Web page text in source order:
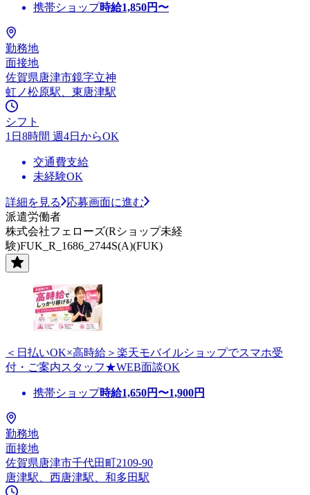
携帯ショップ時給1,850円〜
勤務地
面接地
佐賀県唐津市鏡字立神
虹ノ松原駅、東唐津駅
シフト
1日8時間 週4日からOK
交通費支給
未経験OK
詳細を見る
応募画面に進む
派遣労働者
株式会社フェローズ(Rショップ未経
験)FUK_R_1686_2744S(A)(FUK)
＜日払いOK×高時給＞楽天モバイルショップでスマホ受
付・ご案内スタッフ★WEB面談OK
携帯ショップ時給1,650円〜1,900円
勤務地
面接地
佐賀県唐津市千代田町2109-90
唐津駅、西唐津駅、和多田駅